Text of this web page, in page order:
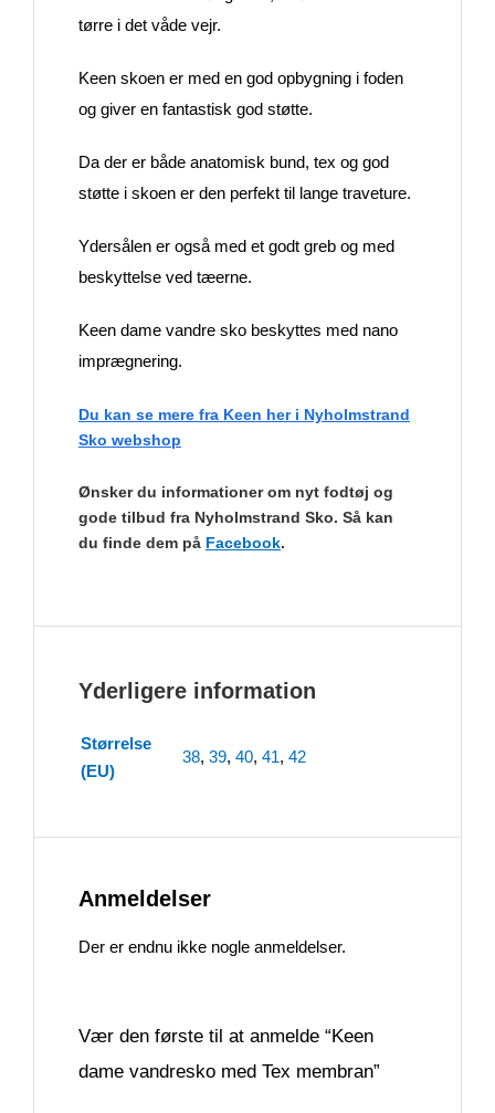
tørre i det våde vejr.
Keen skoen er med en god opbygning i foden
og giver en fantastisk god støtte.
Da der er både anatomisk bund, tex og god
støtte i skoen er den perfekt til lange traveture.
Ydersålen er også med et godt greb og med
beskyttelse ved tæerne.
Keen dame vandre sko beskyttes med nano
imprægnering.
Du kan se mere fra Keen her i Nyholmstrand
Sko webshop
Ønsker du informationer om nyt fodtøj og
gode tilbud fra Nyholmstrand Sko. Så kan
du finde dem på Facebook.
Yderligere information
Størrelse
(EU)
38, 39, 40, 41, 42
Anmeldelser
Der er endnu ikke nogle anmeldelser.
Vær den første til at anmelde “Keen
dame vandresko med Tex membran”